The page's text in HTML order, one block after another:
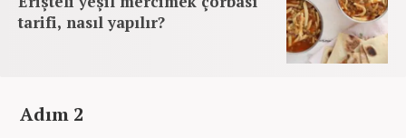
tarifi, nasıl yapılır?
Adım 2